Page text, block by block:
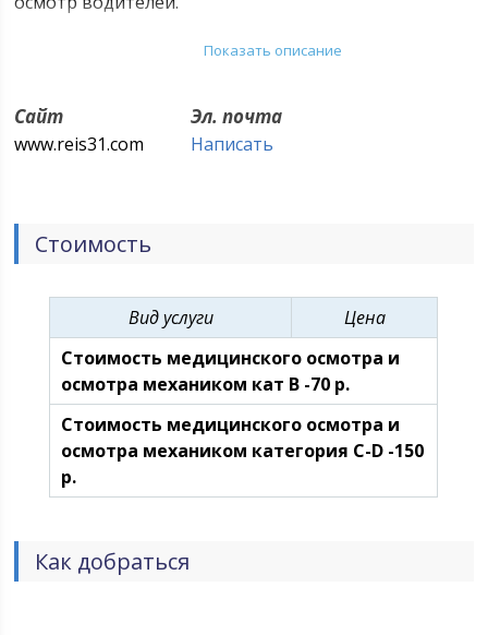
Осмотр может проводиться как в своём
медицинском кабинете, в центре города с удобным
предприятия, в специально подготовленном
помещении.
Показать описание
Сайт
www.reis31.com
Эл. почта
Написать
Стоимость
Вид услуги
Цена
Стоимость медицинского осмотра и
осмотра механиком кат B -70 р.
Стоимость медицинского осмотра и
осмотра механиком категория С-D -150
р.
Как добраться